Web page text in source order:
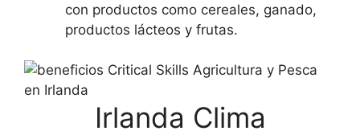
con productos como cereales, ganado,
productos lácteos y frutas.
Irlanda Clima